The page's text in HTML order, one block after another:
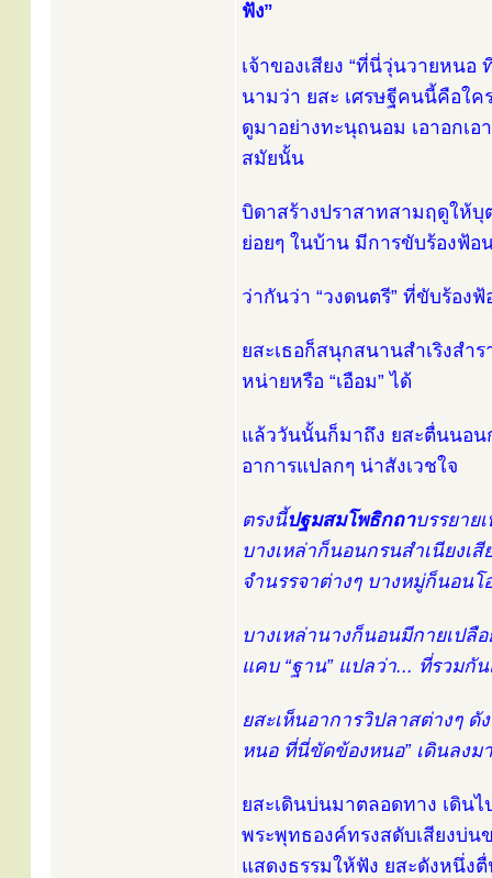
ฟัง”
เจ้าของเสียง “ที่นี่วุ่นวายหน
นามว่า ยสะ เศรษฐีคนนี้คือใค
ดูมาอย่างทะนุถนอม เอาอกเ
สมัยนั้น
บิดาสร้างปราสาทสามฤดูให้บุ
ย่อยๆ ในบ้าน มีการขับร้องฟ้อ
ว่ากันว่า “วงดนตรี” ที่ขับร้อง
ยสะเธอก็สนุกสนานสำเริงสำ
หน่ายหรือ “เอือม” ได้
แล้ววันนั้นก็มาถึง ยสะตื่นนอน
อาการแปลกๆ น่าสังเวชใจ
ตรงนี้ปฐมสมโพธิกถาบรรยาย
บางเหล่าก็นอนกรนสำเนียงเ
จำนรรจาต่างๆ บางหมู่ก็นอน
บางเหล่านางก็นอนมีกายเปลื
แคบ “ฐาน” แปลว่า... ที่รวมกั
ยสะเห็นอาการวิปลาสต่างๆ ดั
หนอ ที่นี่ขัดข้องหนอ” เดินลง
ยสะเดินบ่นมาตลอดทาง เดิน
พระพุทธองค์ทรงสดับเสียงบ่น
แสดงธรรมให้ฟัง ยสะดังหนึ่ง